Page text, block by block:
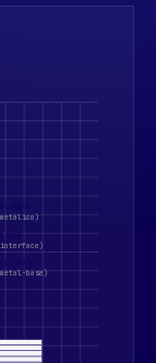
base)